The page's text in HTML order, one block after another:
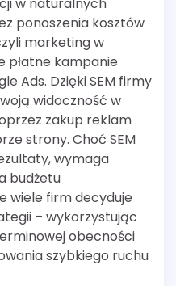
ponoszenia kosztów
marketing w
płatne kampanie
Ads. Dzięki SEM firmy
widoczność w
zakup reklam
strony. Choć SEM
wymaga
budżetu
wiele firm decyduje
– wykorzystując
obecności
szybkiego ruchu